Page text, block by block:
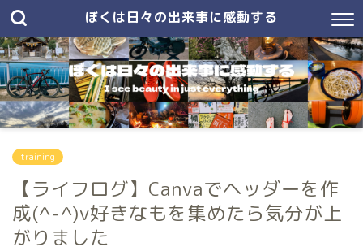
ぼくは日々の出来事に感動する
training
【ライフログ】Canvaでヘッダーを作
成(^-^)v好きなもを集めたら気分が上
がりました